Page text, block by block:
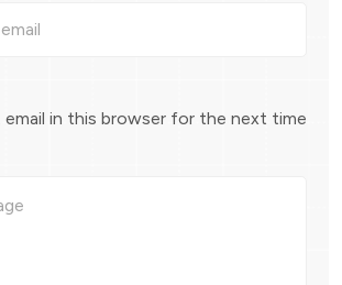
email in this browser for the next time